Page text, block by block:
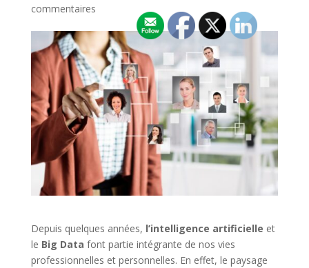
commentaires
Depuis quelques années, l’intelligence artificielle et
le Big Data font partie intégrante de nos vies
professionnelles et personnelles. En effet, le paysage